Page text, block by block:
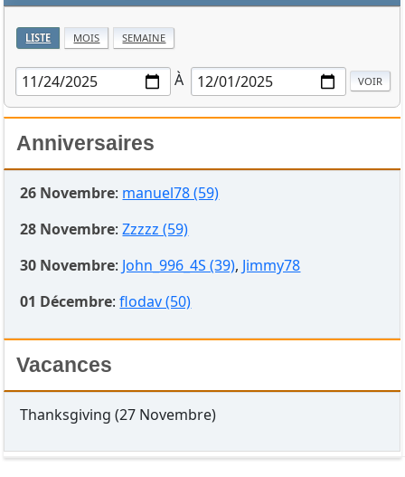
LISTE MOIS SEMAINE
À
Anniversaires
26 Novembre: manuel78 (59)
28 Novembre:Zzzzz (59)
30 Novembre: John_996_4S (39), Jimmy78
01 Décembre:flodav (50)
Vacances
Thanksgiving (27 Novembre)